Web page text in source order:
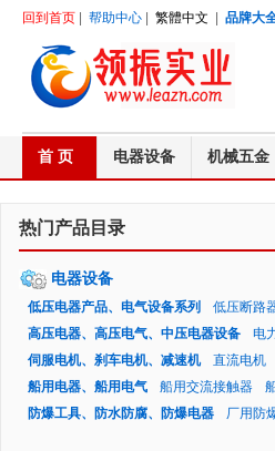
回到首页 帮助中心 繁體中文 品牌大
首 页 电器设备 机械五金
热门产品目录
电器设备
低压电器产品、电气设备系列 低压断路
高压电器、高压电气、中压电器设备
电
伺服电机、刹车电机、减速机
直流电机
船用电器、船用电气
船用交流接触器
防爆工具、防水防腐、防爆电器
厂用防